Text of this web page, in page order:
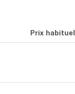
Prix habituel